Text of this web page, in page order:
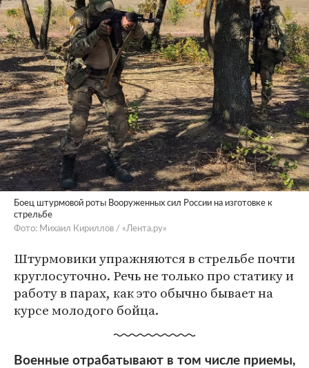
Боец штурмовой роты Вооруженных сил России на изготовке к
стрельбе
Фото: Михаил Кириллов / «Лента.ру»
Штурмовики упражняются в стрельбе почти
круглосуточно. Речь не только про статику и
работу в парах, как это обычно бывает на
курсе молодого бойца.
Военные отрабатывают в том числе приемы,